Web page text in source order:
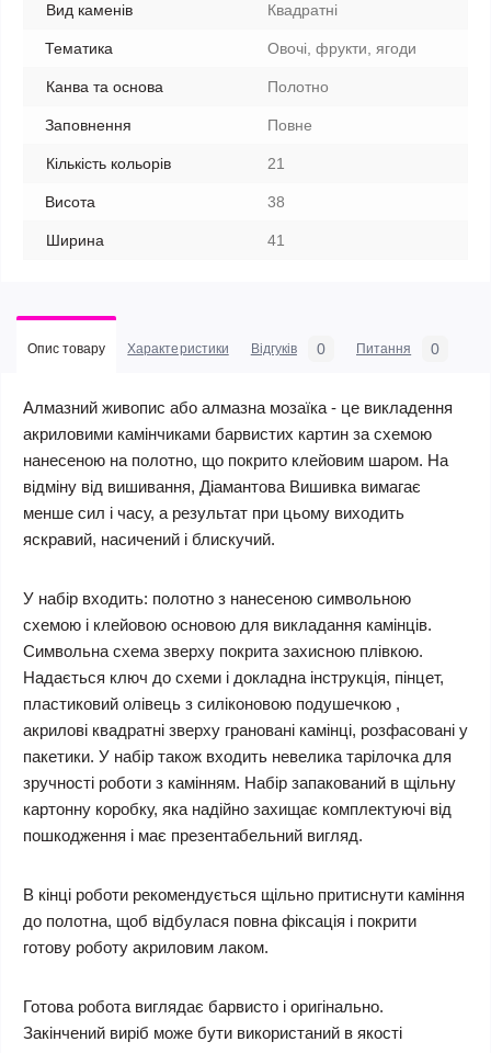
Вид каменів Квадратні
Тематика Овочі, фрукти, ягоди
Канва та основа Полотно
Заповнення Повне
Кількість кольорів 21
Висота 38
Ширина 41
Опис товару Характеристики Відгуків 0 Питання 0
Алмазний живопис або алмазна мозаїка - це викладення
акриловими камінчиками барвистих картин за схемою
нанесеною на полотно, що покрито клейовим шаром. На
відміну від вишивання, Діамантова Вишивка вимагає
менше сил і часу, а результат при цьому виходить
яскравий, насичений і блискучий.
У набір входить: полотно з нанесеною символьною
схемою і клейовою основою для викладання камінців.
Символьна схема зверху покрита захисною плівкою.
Надається ключ до схеми і докладна інструкція, пінцет,
пластиковий олівець з силіконовою подушечкою ,
акрилові квадратні зверху грановані камінці, розфасовані у
пакетики. У набір також входить невелика тарілочка для
зручності роботи з камінням. Набір запакований в щільну
картонну коробку, яка надійно захищає комплектуючі від
пошкодження і має презентабельний вигляд.
В кінці роботи рекомендується щільно притиснути каміння
до полотна, щоб відбулася повна фіксація і покрити
готову роботу акриловим лаком.
Готова робота виглядає барвисто і оригінально.
Закінчений виріб може бути використаний в якості